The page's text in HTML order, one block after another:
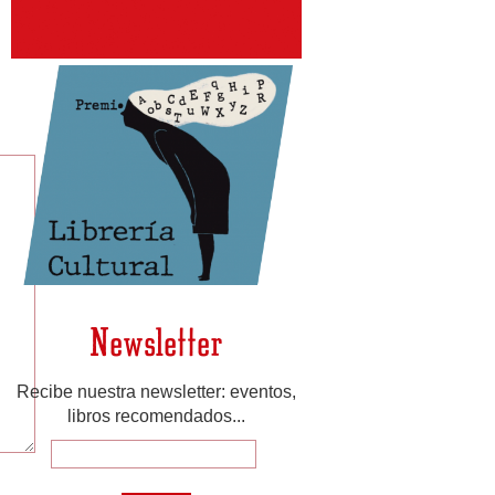
Newsletter
Recibe nuestra newsletter: eventos,
libros recomendados...